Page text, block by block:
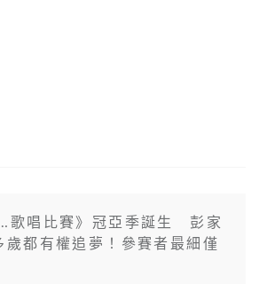
…歌唱比賽》冠亞季誕生 彭家
歲都有權追夢！參賽者最細僅